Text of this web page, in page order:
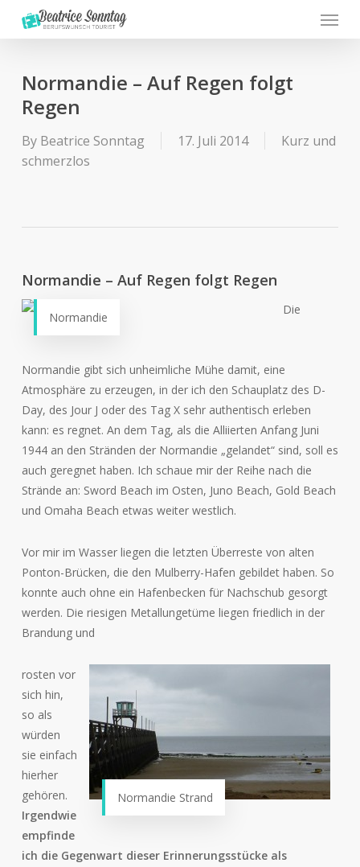
Menu
Normandie – Auf Regen folgt
Regen
By Beatrice Sonntag 17. Juli 2014
Kurz und
schmerzlos
Normandie – Auf Regen folgt Regen
Normandie
Die
Normandie gibt sich unheimliche Mühe damit, eine
Atmosphäre zu erzeugen, in der ich den Schauplatz des D-
Day, des Jour J oder des Tag X sehr authentisch erleben
kann: es regnet. An dem Tag, als die Alliierten Anfang Juni
1944 an den Stränden der Normandie „gelandet“ sind, soll es
auch geregnet haben. Ich schaue mir der Reihe nach die
Strände an: Sword Beach im Osten, Juno Beach, Gold Beach
und Omaha Beach etwas weiter westlich.
Vor mir im Wasser liegen die letzten Überreste von alten
Ponton-Brücken, die den Mulberry-Hafen gebildet haben. So
konnte auch ohne ein Hafenbecken für Nachschub gesorgt
werden. Die riesigen Metallungetüme liegen friedlich in der
Brandung und
Normandie Strand
rosten vor
sich hin,
so als
würden
sie einfach
hierher
gehören.
Irgendwie
empfinde
ich die Gegenwart dieser Erinnerungsstücke als